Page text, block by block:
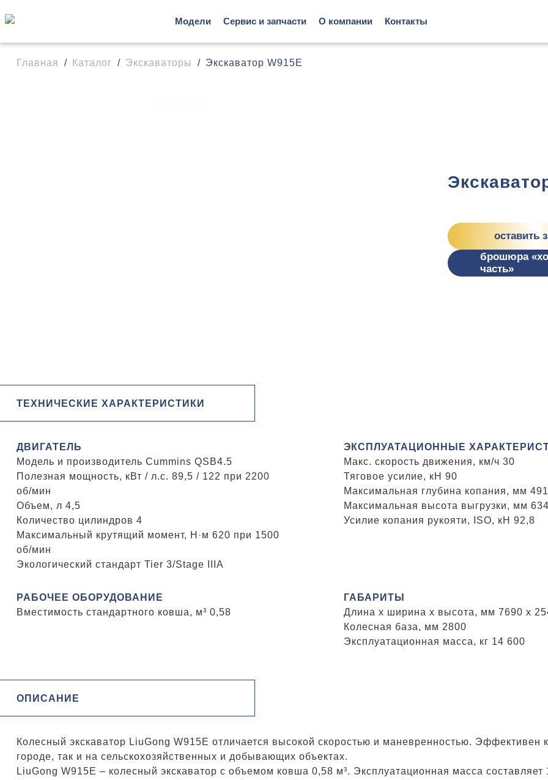
Модели Сервис и запчасти О компании Контакты
Главная Каталог Экскаваторы Экскаватор W915Е
оставить
брошюра
часть»
ТЕХНИЧЕСКИЕ ХАРАКТЕРИСТИКИ
ДВИГАТЕЛЬ
Модель и производитель Cummins QSB4.5
Полезная мощность, кВт / л.с. 89,5 / 122 при 2200
об/мин
Объем, л 4,5
Количество цилиндров 4
Максимальный крутящий момент, Н·м 620 при 1500
об/мин
Экологический стандарт Tier 3/Stage IIIA
ЭКСПЛУАТАЦИОННЫЕ
Макс. скорость движения, км/ч 30
Тяговое усилие, кН 90
Максимальная глубина копания, мм
Максимальная высота выгрузки, мм
Усилие копания рукояти, ISO, кН 92,8
РАБОЧЕЕ ОБОРУДОВАНИЕ
Вместимость стандартного ковша, м³ 0,58
ГАБАРИТЫ
Длина x ширина x высота, мм 7690 x
Колесная база, мм 2800
Эксплуатационная масса, кг 14 600
ОПИСАНИЕ
Колесный экскаватор LiuGong W915E отличается высокой скоростью и маневренностью. Эффективен
городе, так и на сельскохозяйственных и добывающих объектах.
LiuGong W915E – колесный экскаватор с объемом ковша 0,58 м³. Эксплуатационная масса составляет